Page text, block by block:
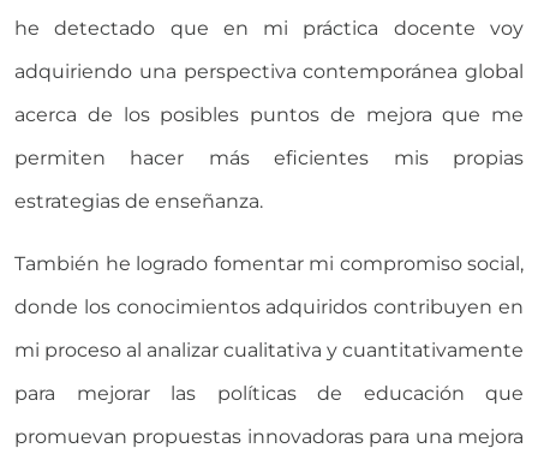
he detectado que en mi práctica docente voy
adquiriendo una perspectiva contemporánea global
acerca de los posibles puntos de mejora que me
permiten hacer más eficientes mis propias
estrategias de enseñanza.
También he logrado fomentar mi compromiso social,
donde los conocimientos adquiridos contribuyen en
mi proceso al analizar cualitativa y cuantitativamente
para mejorar las políticas de educación que
promuevan propuestas innovadoras para una mejora